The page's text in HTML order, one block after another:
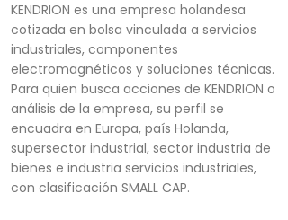
KENDRION es una empresa holandesa
cotizada en bolsa vinculada a servicios
industriales, componentes
electromagnéticos y soluciones técnicas.
Para quien busca acciones de KENDRION o
análisis de la empresa, su perfil se
encuadra en Europa, país Holanda,
supersector industrial, sector industria de
bienes e industria servicios industriales,
con clasificación SMALL CAP.